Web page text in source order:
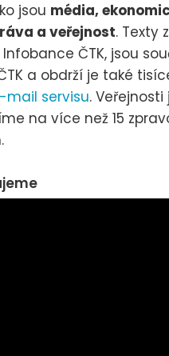
jsou média,
a veřejnost. Texty
ČTK, jsou
a obdrží je také
mail servisu. Veřejnosti
na více než 15